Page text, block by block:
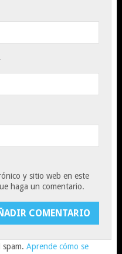
y sitio web en este
haga un comentario.
spam. Aprende cómo se